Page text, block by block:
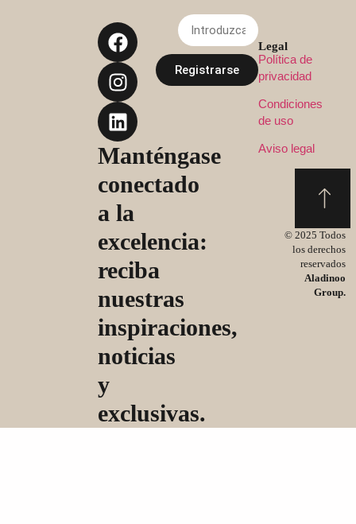
Manténgase
conectado
a la
excelencia:
reciba
nuestras
inspiraciones,
noticias
y
exclusivas.
Registrarse
Legal
Política de
privacidad
Condiciones
de uso
Aviso legal
© 2025 Todos
los derechos
reservados
Aladinoo
Group.